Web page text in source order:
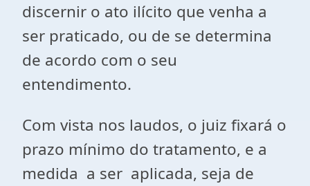
discernir o ato ilícito que venha a
ser praticado, ou de se determina
de acordo com o seu
entendimento.
Com vista nos laudos, o juiz fixará o
prazo mínimo do tratamento, e a
medida a ser aplicada, seja de